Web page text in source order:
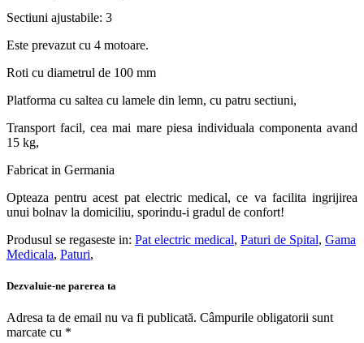
Sectiuni ajustabile: 3
Este prevazut cu 4 motoare.
Roti cu diametrul de 100 mm
Platforma cu saltea cu lamele din lemn, cu patru sectiuni,
Transport facil, cea mai mare piesa individuala componenta avand
15 kg,
Fabricat in Germania
Opteaza pentru acest pat electric medical, ce va facilita ingrijirea
unui bolnav la domiciliu, sporindu-i gradul de confort!
Produsul se regaseste in: Pat electric medical, Paturi de Spital, Gama
Medicala, Paturi,
Dezvaluie-ne parerea ta
Adresa ta de email nu va fi publicată. Câmpurile obligatorii sunt
marcate cu *